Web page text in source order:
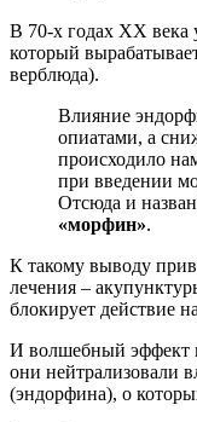
В 70-х годах ХХ века
который
верблюда).
Влияние
опиатами, а
происходило
при введении
Отсюда и
«морфин».
К такому выводу
лечения –
блокирует действие
И волшебный эффект
они нейтрализовали
(эндорфина), о